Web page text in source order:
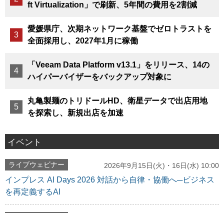
ft Virtualization」で刷新、5年間の費用を2割減
愛媛県庁、次期ネットワーク基盤でゼロトラストを
全面採用し、2027年1月に稼働
「Veeam Data Platform v13.1」をリリース、14の
ハイパーバイザーをバックアップ対象に
丸亀製麺のトリドールHD、衛星データで出店用地
を探索し、新規出店を加速
イベント
ライブウェビナー 2026年9月15日(火)・16日(水) 10:00
インプレス AI Days 2026 対話から自律・協働へ─ビジネス
を再定義するAI